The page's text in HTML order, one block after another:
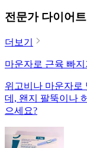
전문가 다이어
더보기
마운자로 근육 빠
위고비나 마운자로
데, 왠지 팔뚝이나
으세요?